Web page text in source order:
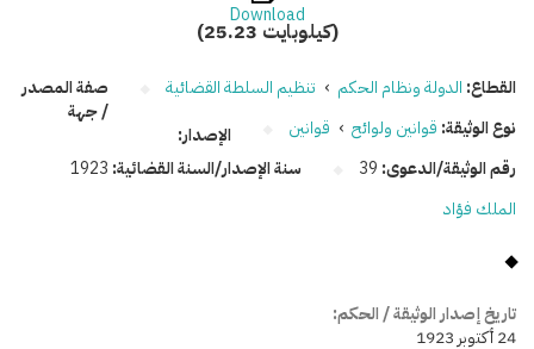
Download
(25.23 كيلوبايت)
القطاع: الدولة ونظام الحكم › تنظيم السلطة القضائية
نوع الوثيقة: قوانين ولوائح › قوانين
رقم الوثيقة/الدعوى: 39 سنة الإصدار/السنة القضائية: 1923
صفة المصدر
/ جهة
الإصدار:
الملك فؤاد
تاريخ إصدار الوثيقة / الحكم:
24 أكتوبر 1923